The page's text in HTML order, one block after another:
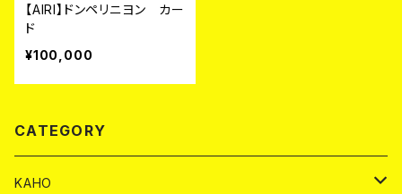
【AIRI】ドンペリニヨン カー
ド
¥100,000
CATEGORY
KAHO